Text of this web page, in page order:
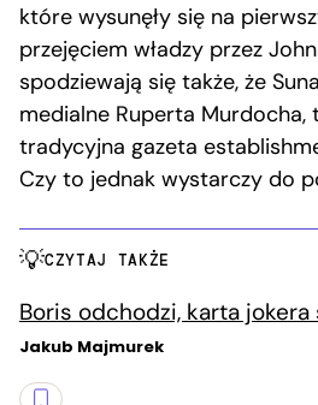
które wysunęły się na
przejęciem władzy przez
spodziewają się także, że
medialne Ruperta Murdocha,
tradycyjna gazeta
Czy to jednak wystarczy do
CZYTAJ TAKŻE
Boris odchodzi, karta jokera
Jakub Majmurek